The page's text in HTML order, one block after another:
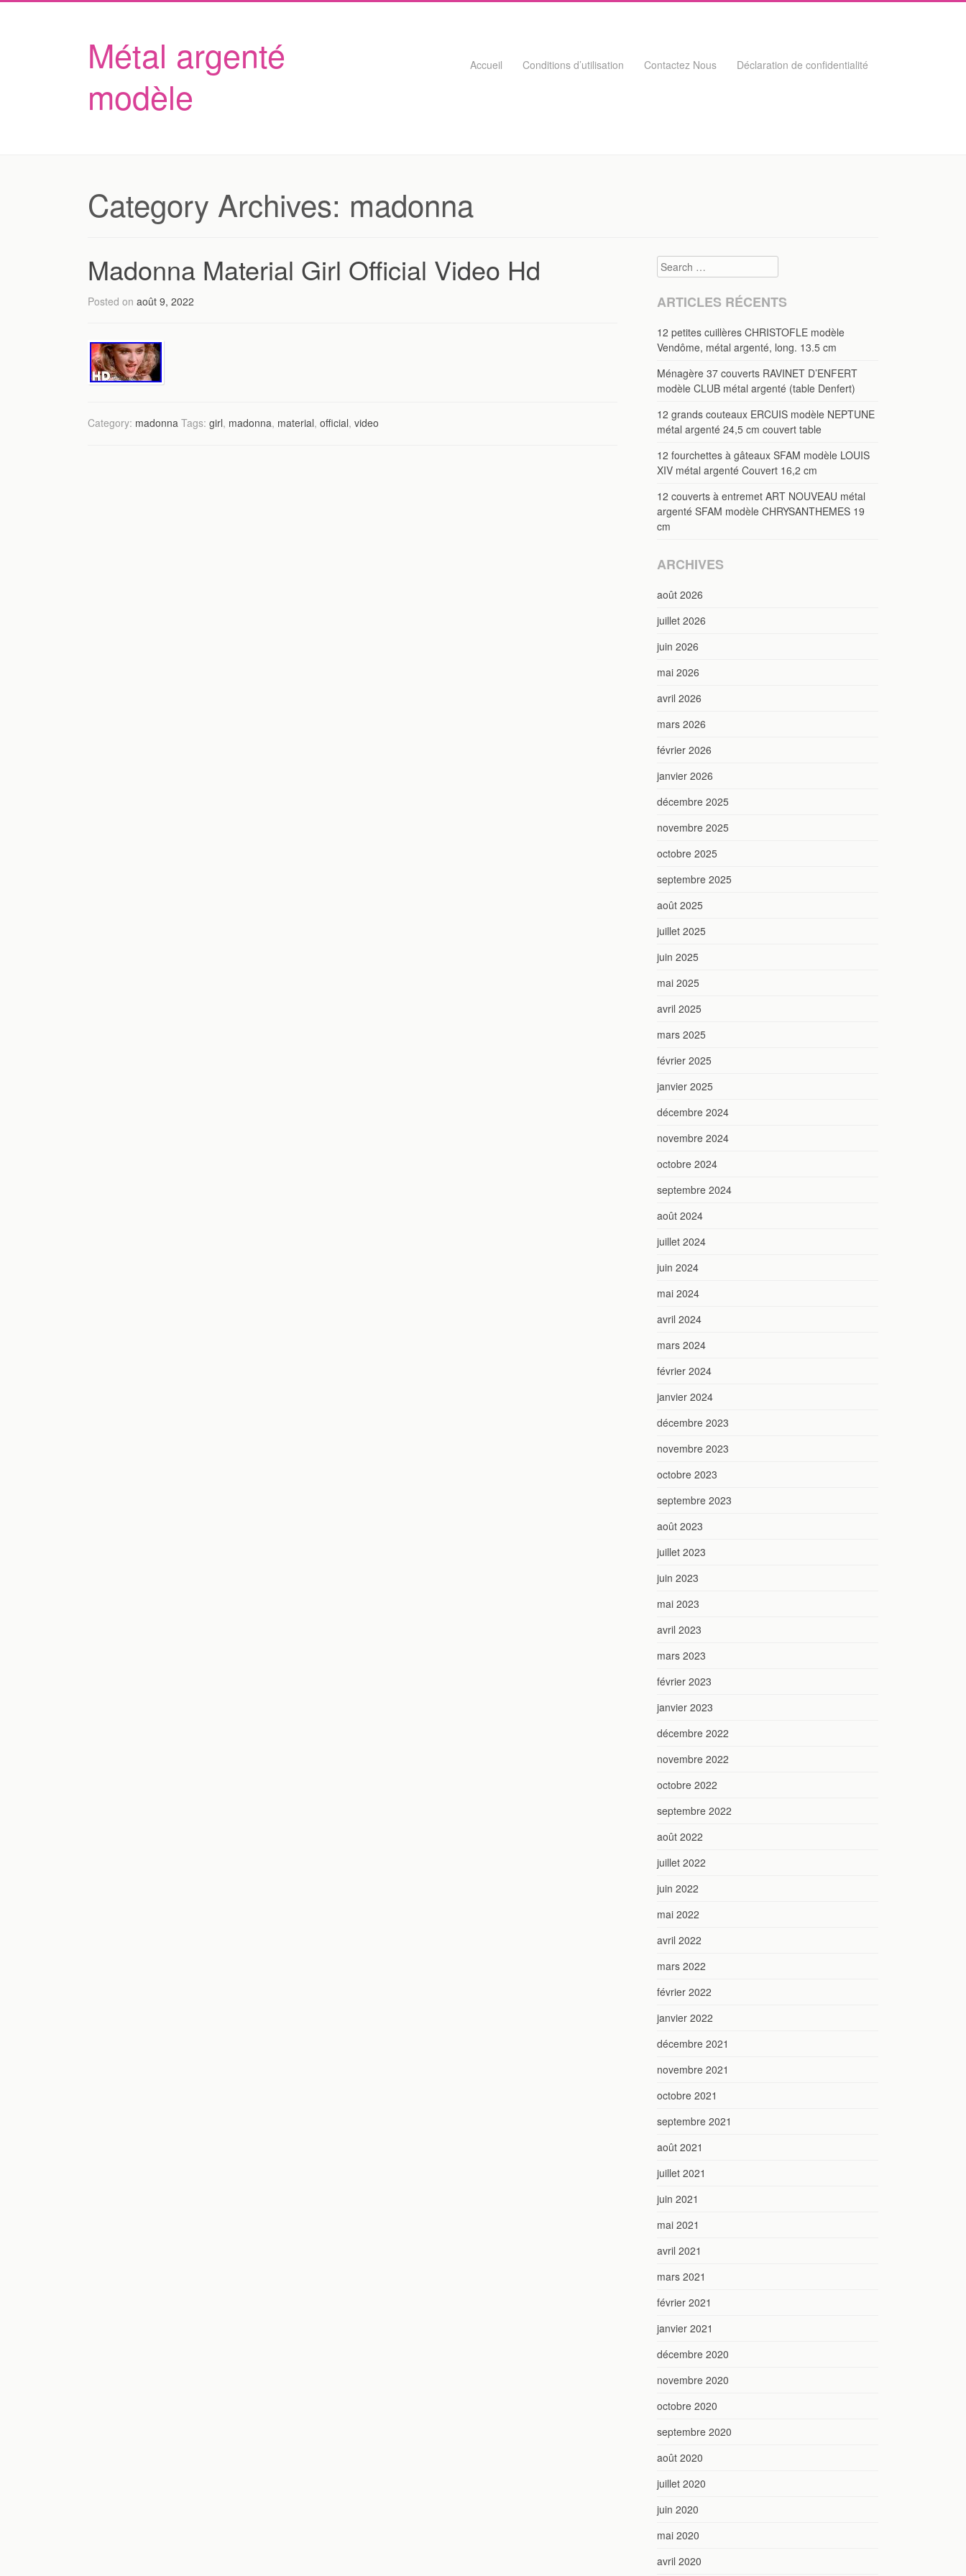
Métal argenté
modèle
Skip to content
Accueil Conditions d’utilisation Contactez Nous Déclaration de confidentialité
Category Archives: madonna
Madonna Material Girl Official Video Hd
Posted on août 9, 2022
Category: madonna Tags: girl, madonna, material, official, video
Search
ARTICLES RÉCENTS
12 petites cuillères CHRISTOFLE modèle
Vendôme, métal argenté, long. 13.5 cm
Ménagère 37 couverts RAVINET D’ENFERT
modèle CLUB métal argenté (table Denfert)
12 grands couteaux ERCUIS modèle NEPTUNE
métal argenté 24,5 cm couvert table
12 fourchettes à gâteaux SFAM modèle LOUIS
XIV métal argenté Couvert 16,2 cm
12 couverts à entremet ART NOUVEAU métal
argenté SFAM modèle CHRYSANTHEMES 19
cm
ARCHIVES
août 2026
juillet 2026
juin 2026
mai 2026
avril 2026
mars 2026
février 2026
janvier 2026
décembre 2025
novembre 2025
octobre 2025
septembre 2025
août 2025
juillet 2025
juin 2025
mai 2025
avril 2025
mars 2025
février 2025
janvier 2025
décembre 2024
novembre 2024
octobre 2024
septembre 2024
août 2024
juillet 2024
juin 2024
mai 2024
avril 2024
mars 2024
février 2024
janvier 2024
décembre 2023
novembre 2023
octobre 2023
septembre 2023
août 2023
juillet 2023
juin 2023
mai 2023
avril 2023
mars 2023
février 2023
janvier 2023
décembre 2022
novembre 2022
octobre 2022
septembre 2022
août 2022
juillet 2022
juin 2022
mai 2022
avril 2022
mars 2022
février 2022
janvier 2022
décembre 2021
novembre 2021
octobre 2021
septembre 2021
août 2021
juillet 2021
juin 2021
mai 2021
avril 2021
mars 2021
février 2021
janvier 2021
décembre 2020
novembre 2020
octobre 2020
septembre 2020
août 2020
juillet 2020
juin 2020
mai 2020
avril 2020